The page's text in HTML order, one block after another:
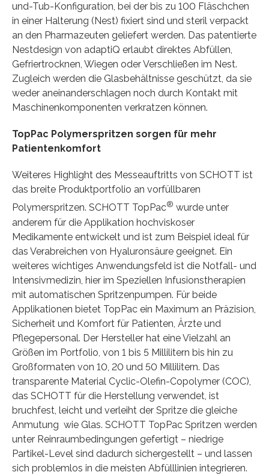
und-Tub-Konfiguration, bei der bis zu 100 Fläschchen
in einer Halterung (Nest) fixiert sind und steril verpackt
an den Pharmazeuten geliefert werden. Das patentierte
Nestdesign von adaptiQ erlaubt direktes Abfüllen,
Gefriertrocknen, Wiegen oder Verschließen im Nest.
Zugleich werden die Glasbehältnisse geschützt, da sie
weder aneinanderschlagen noch durch Kontakt mit
Maschinenkomponenten verkratzen können.
TopPac Polymerspritzen sorgen für mehr
Patientenkomfort
Weiteres Highlight des Messeauftritts von SCHOTT ist
das breite Produktportfolio an vorfüllbaren
Polymerspritzen. SCHOTT TopPac® wurde unter
anderem für die Applikation hochviskoser
Medikamente entwickelt und ist zum Beispiel ideal für
das Verabreichen von Hyaluronsäure geeignet. Ein
weiteres wichtiges Anwendungsfeld ist die Notfall- und
Intensivmedizin, hier im Speziellen Infusionstherapien
mit automatischen Spritzenpumpen. Für beide
Applikationen bietet TopPac ein Maximum an Präzision,
Sicherheit und Komfort für Patienten, Ärzte und
Pflegepersonal. Der Hersteller hat eine Vielzahl an
Größen im Portfolio, von 1 bis 5 Millilitern bis hin zu
Großformaten von 10, 20 und 50 Millilitern. Das
transparente Material Cyclic-Olefin-Copolymer (COC),
das SCHOTT für die Herstellung verwendet, ist
bruchfest, leicht und verleiht der Spritze die gleiche
Anmutung wie Glas. SCHOTT TopPac Spritzen werden
unter Reinraumbedingungen gefertigt – niedrige
Partikel-Level sind dadurch sichergestellt – und lassen
sich problemlos in die meisten Abfülllinien integrieren.